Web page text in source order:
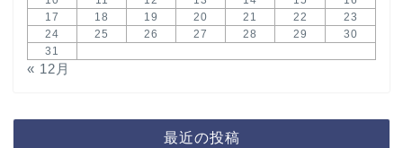
17
18 19 20 21 22
23
24
25 26 27 28 29
30
31
« 12月
最近の投稿